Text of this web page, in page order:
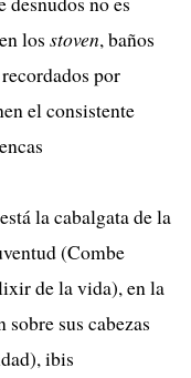
los stoven, baños
por
el consistente
la cabalgata de la
(Combe
de la vida), en la
sobre sus cabezas
ibis